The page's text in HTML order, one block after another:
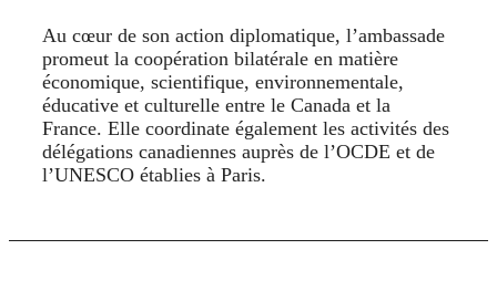
Au cœur de son action diplomatique, l’ambassade
promeut la coopération bilatérale en matière
économique, scientifique, environnementale,
éducative et culturelle entre le Canada et la
France. Elle coordinate également les activités des
délégations canadiennes auprès de l’OCDE et de
l’UNESCO établies à Paris.